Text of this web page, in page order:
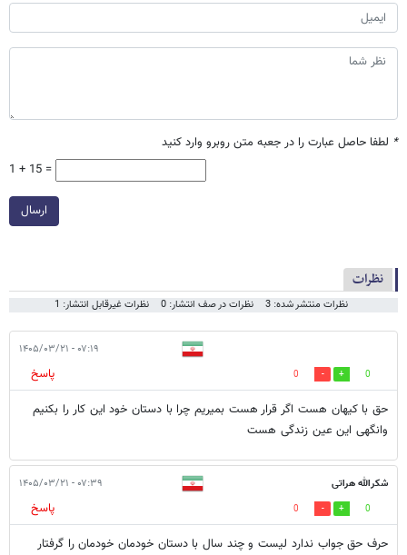
* لطفا حاصل عبارت را در جعبه متن روبرو وارد کنید
1 + 15 =
ارسال
نظرات
نظرات منتشر شده: 3 نظرات در صف انتشار: 0 نظرات غیرقابل انتشار: 1
۰۷:۱۹ - ۱۴۰۵/۰۳/۲۱
0
0
پاسخ
حق با کیهان هست اگر قرار هست بمیریم چرا با دستان خود این کار را بکنیم
وانگهی این عین زندگی هست
شکرالله هراتی ۰۷:۳۹ - ۱۴۰۵/۰۳/۲۱
0
0
پاسخ
‌حرف حق جواب ندارد لیست و چند سال با دستان خودمان خودمان را گرفتار